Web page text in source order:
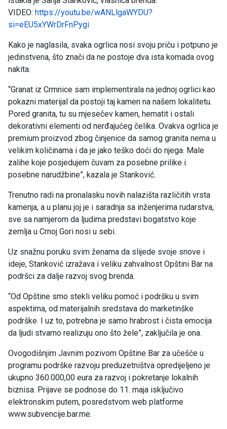
VIDEO: https://youtu.be/wANLlgaWYDU?
si=eEU5xYWrDrFnPygi
Kako je naglasila, svaka ogrlica nosi svoju priču i potpuno je
jedinstvena, što znači da ne postoje dva ista komada ovog
nakita.
“Granat iz Crmnice sam implementirala na jednoj ogrlici kao
pokazni materijal da postoji taj kamen na našem lokalitetu.
Pored granita, tu su mjesečev kamen, hematit i ostali
dekorativni elementi od nerđajućeg čelika. Ovakva ogrlica je
premium proizvod zbog činjenice da samog granita nema u
velikim količinama i da je jako teško doći do njega. Male
zalihe koje posjedujem čuvam za posebne prilike i
posebne narudžbine”, kazala je Stanković.
Trenutno radi na pronalasku novih nalazišta različitih vrsta
kamenja, a u planu joj je i saradnja sa inženjerima rudarstva,
sve sa namjerom da ljudima predstavi bogatstvo koje
zemlja u Crnoj Gori nosi u sebi.
Uz snažnu poruku svim ženama da slijede svoje snove i
ideje, Stanković izražava i veliku zahvalnost Opštini Bar na
podršci za dalje razvoj svog brenda.
“Od Opštine smo stekli veliku pomoć i podršku u svim
aspektima, od materijalnih sredstava do marketinške
podrške. I uz to, potrebna je samo hrabrost i čista emocija
da ljudi stvarno realizuju ono što žele”, zaključila je ona.
Ovogodišnjim Javnim pozivom Opštine Bar za učešće u
programu podrške razvoju preduzetništva opredijeljeno je
ukupno 360.000,00 eura za razvoj i pokretanje lokalnih
biznisa. Prijave se podnose do 11. maja isključivo
elektronskim putem, posredstvom web platforme
www.subvencije.bar.me.